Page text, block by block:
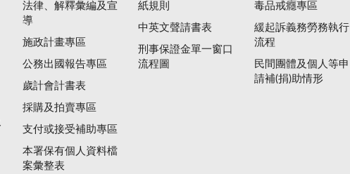
法律、解釋彙編及宣
導
施政計畫專區
公務出國報告專區
歲計會計書表
採購及拍賣專區
支付或接受補助專區
本署保有個人資料檔
案彙整表
紙規則
中英文聲請書表
刑事保證金單一窗口
流程圖
毒品戒癮專區
緩起訴義務勞務執行
流程
民間團體及個人等申
請補(捐)助情形